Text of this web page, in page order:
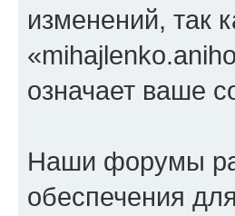
изменений, так
означает ваше
Наши форумы
обеспечения